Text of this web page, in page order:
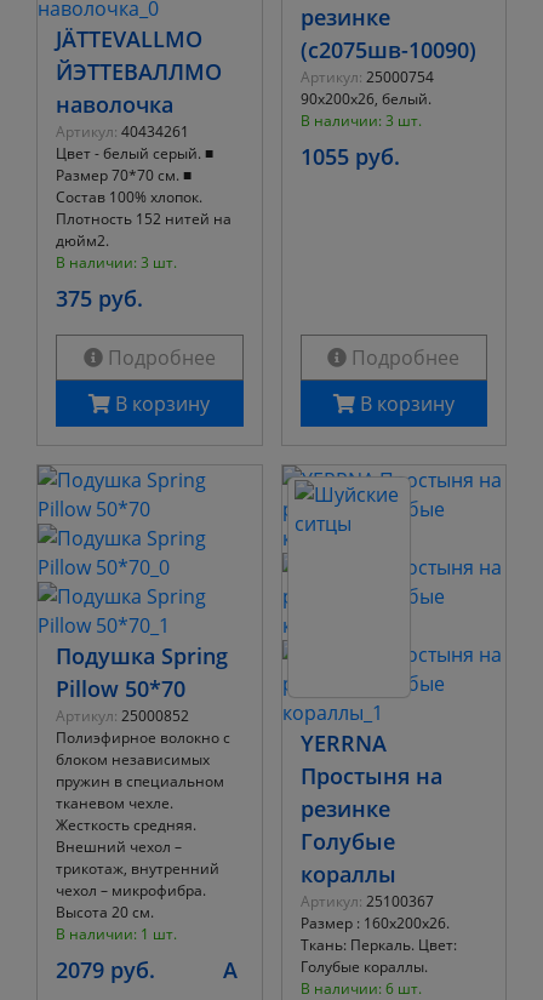
JÄTTEVALLMO
ЙЭТТЕВАЛЛМО
наволочка
Артикул: 40434261
Цвет - белый серый. ■
Размер 70*70 см. ■
Состав 100% хлопок.
Плотность 152 нитей на
дюйм2.
В наличии: 3 шт.
375 руб.
Подробнее
В корзину
резинке
(с2075шв-10090)
Артикул: 25000754
90х200х26, белый.
В наличии: 3 шт.
1055 руб.
Подробнее
В корзину
Подушка Spring
Pillow 50*70
Артикул: 25000852
Полиэфирное волокно с
блоком независимых
пружин в специальном
тканевом чехле.
Жесткость средняя.
Внешний чехол –
трикотаж, внутренний
чехол – микрофибра.
Высота 20 см.
В наличии: 1 шт.
2079 руб. A
YERRNA
Простыня на
резинке
Голубые
кораллы
Артикул: 25100367
Размер : 160х200х26.
Ткань: Перкаль. Цвет:
Голубые кораллы.
В наличии: 6 шт.